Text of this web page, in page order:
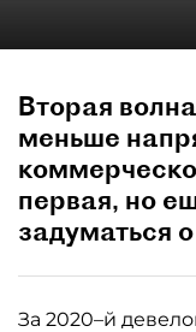
Вторая
меньше
первая, но
задуматься
За 2020–й